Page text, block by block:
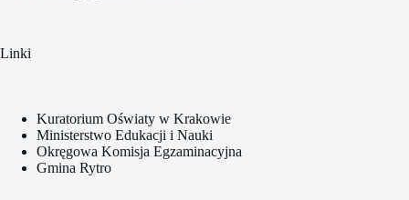
Linki
Kuratorium Oświaty w Krakowie
Ministerstwo Edukacji i Nauki
Okręgowa Komisja Egzaminacyjna
Gmina Rytro